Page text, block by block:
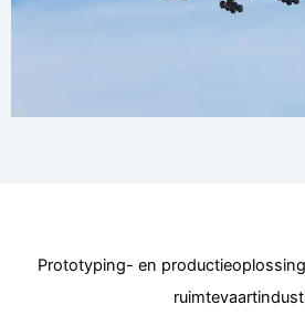
Prototyping- en